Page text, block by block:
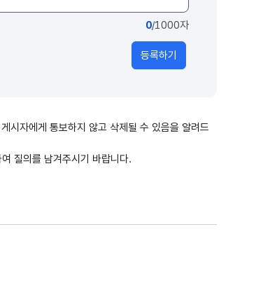
0/1000자
등록하기
시자에게 통보하지 않고 삭제될 수 있음을 알려드
질의를 남겨주시기 바랍니다.